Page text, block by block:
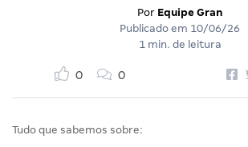
Por Equipe Gran
Publicado em 10/06/26
1 min. de leitura
0 0
Tudo que sabemos sobre: